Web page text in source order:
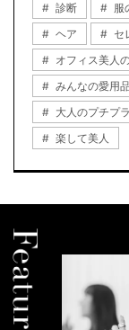
診断 服
ヘア
セ
オフィス美人
みんなの愛用
大人のプチプ
楽して美人